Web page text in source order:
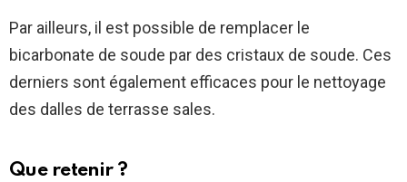
Par ailleurs, il est possible de remplacer le
bicarbonate de soude par des cristaux de soude. Ces
derniers sont également efficaces pour le nettoyage
des dalles de terrasse sales.
Que retenir ?